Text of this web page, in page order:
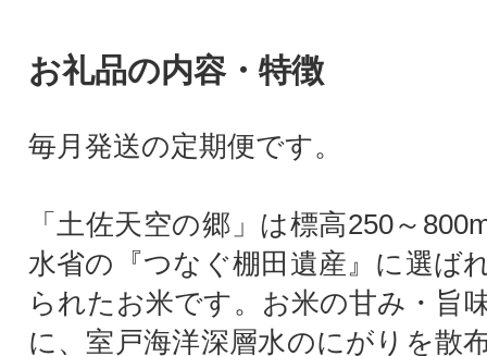
お礼品の内容・特徴
毎月発送の定期便です。
「土佐天空の郷」は標高250～
水省の『つなぐ棚田遺産』に選ば
られたお米です。お米の甘み・旨
に、室戸海洋深層水のにがりを散